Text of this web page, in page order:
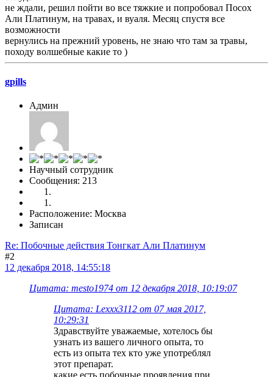
не ждали, решил пойти во все тяжкие и попробовал Посох
Али Платинум, на травах, и вуаля. Месяц спустя все
возможности
вернулись на прежний уровень, не знаю что там за травы,
походу волшебные какие то )
gpills
Админ
Научный сотрудник
Сообщения: 213
Расположение: Москва
Записан
Re: Побочные действия Тонгкат Али Платинум
#2
12 декабря 2018, 14:55:18
Цитата: mesto1974 от 12 декабря 2018, 10:19:07
Цитата: Lexxx3112 от 07 мая 2017,
10:29:31
Здравствуйте уважаемые, хотелось бы
узнать из вашего личного опыта, то
есть из опыта тех кто уже употреблял
этот препарат.